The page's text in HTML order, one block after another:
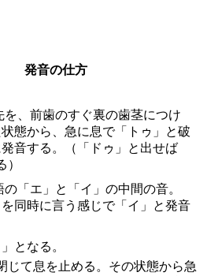
発音の仕方
を、前歯のすぐ裏の歯茎につけ
態から、急に息で「トゥ」と破
音する。（「ドゥ」と出せば
）
の「エ」と「イ」の中間の音。
を同時に言う感じで「イ」と発音
となる。
じて息を止める。その状態から急